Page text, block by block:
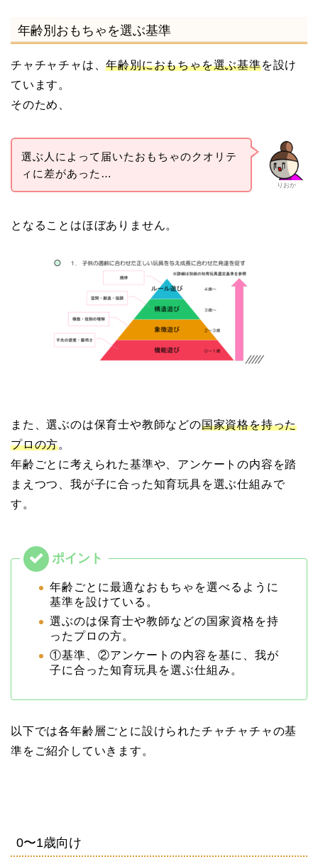
年齢別おもちゃを選ぶ基準
チャチャチャは、年齢別におもちゃを選ぶ基準を設け
ています。
そのため、
りおか
選ぶ人によって届いたおもちゃのクオリテ
ィに差があった…
となることはほぼありません。
また、選ぶのは保育士や教師などの国家資格を持った
プロの方。
年齢ごとに考えられた基準や、アンケートの内容を踏
まえつつ、我が子に合った知育玩具を選ぶ仕組みで
す。
年齢ごとに最適なおもちゃを選べるように
基準を設けている。
選ぶのは保育士や教師などの国家資格を持
ったプロの方。
①基準、②アンケートの内容を基に、我が
子に合った知育玩具を選ぶ仕組み。
以下では各年齢層ごとに設けられたチャチャチャの基
準をご紹介していきます。
0〜1歳向け